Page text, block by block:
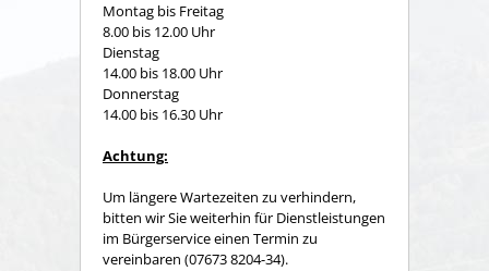
Montag bis Freitag
8.00 bis 12.00 Uhr
Dienstag
14.00 bis 18.00 Uhr
Donnerstag
14.00 bis 16.30 Uhr
Achtung:
Um längere Wartezeiten zu verhindern,
bitten wir Sie weiterhin für Dienstleistungen
im Bürgerservice einen Termin zu
vereinbaren (07673 8204-34).